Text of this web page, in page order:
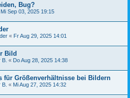
Bug?
Mi Sep 03, 2025 19:15
« Fr Aug 29, 2025 14:01
Bild
« Do Aug 28, 2025 14:38
für Größenverhältnisse bei Bildern
« Mi Aug 27, 2025 14:32